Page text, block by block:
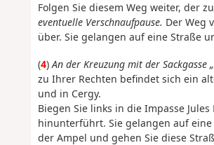
Folgen Sie diesem Weg weiter, der
eventuelle Verschnaufpause. Der Weg
über. Sie gelangen auf eine Straße
(4)An der Kreuzung mit der Sackgasse
zu Ihrer Rechten befindet sich ein
und in Cergy.
Biegen Sie links in die Impasse
hinunterführt. Sie gelangen auf eine
der Ampel und gehen Sie diese